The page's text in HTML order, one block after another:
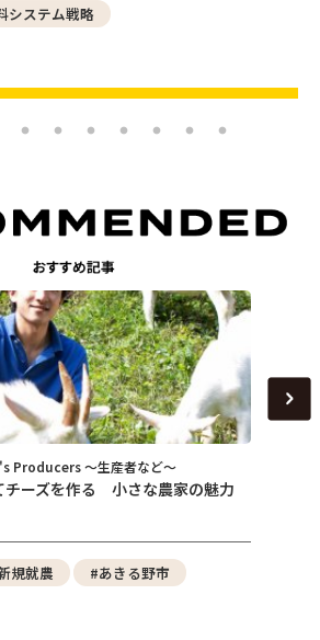
物
ス
となれる農業経営の仕組みづくり （ 株
産物
の食料システム戦略